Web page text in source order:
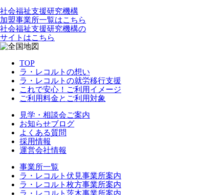
社会福祉支援研究機構
加盟事業所一覧はこちら
社会福祉支援研究機構の
サイトはこちら
TOP
ラ・レコルトの想い
ラ・レコルトの就労移行支援
これで安心！ご利用イメージ
ご利用料金とご利用対象
見学・相談会ご案内
お知らせブログ
よくある質問
採用情報
運営会社情報
事業所一覧
ラ・レコルト伏見事業所案内
ラ・レコルト枚方事業所案内
ラ・レコルト茨木事業所案内